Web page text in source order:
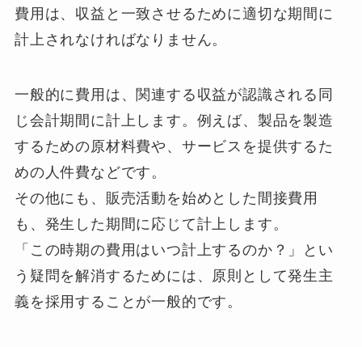
費用は、収益と一致させるために適切な期間に
計上されなければなりません。
一般的に費用は、関連する収益が認識される同
じ会計期間に計上します。例えば、製品を製造
するための原材料費や、サービスを提供するた
めの人件費などです。
その他にも、販売活動を始めとした間接費用
も、発生した期間に応じて計上します。
「この時期の費用はいつ計上するのか？」とい
う疑問を解消するためには、原則として発生主
義を採用することが一般的です。